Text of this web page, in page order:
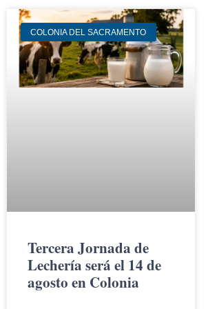
COLONIA DEL SACRAMENTO
Tercera Jornada de
Lechería será el 14 de
agosto en Colonia